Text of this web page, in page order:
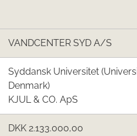
VANDCENTER SYD A/S
Syddansk Universitet
Denmark)
KJUL & CO. ApS
DKK 2.133.000,00